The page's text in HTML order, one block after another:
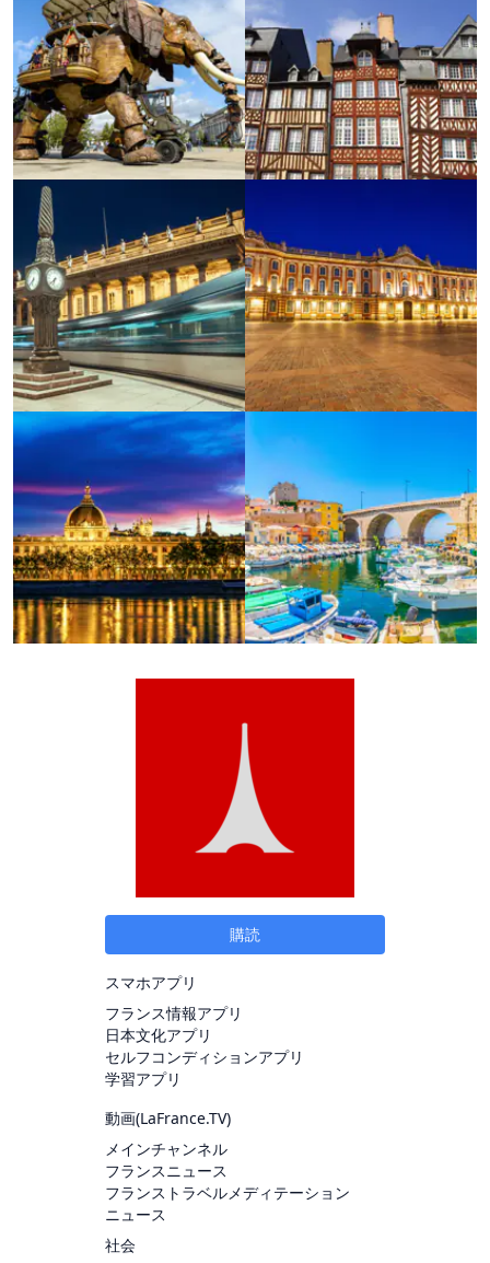
購読
スマホアプリ
フランス情報アプリ
日本文化アプリ
セルフコンディションアプリ
学習アプリ
動画(LaFrance.TV)
メインチャンネル
フランスニュース
フランストラベルメディテーション
ニュース
社会